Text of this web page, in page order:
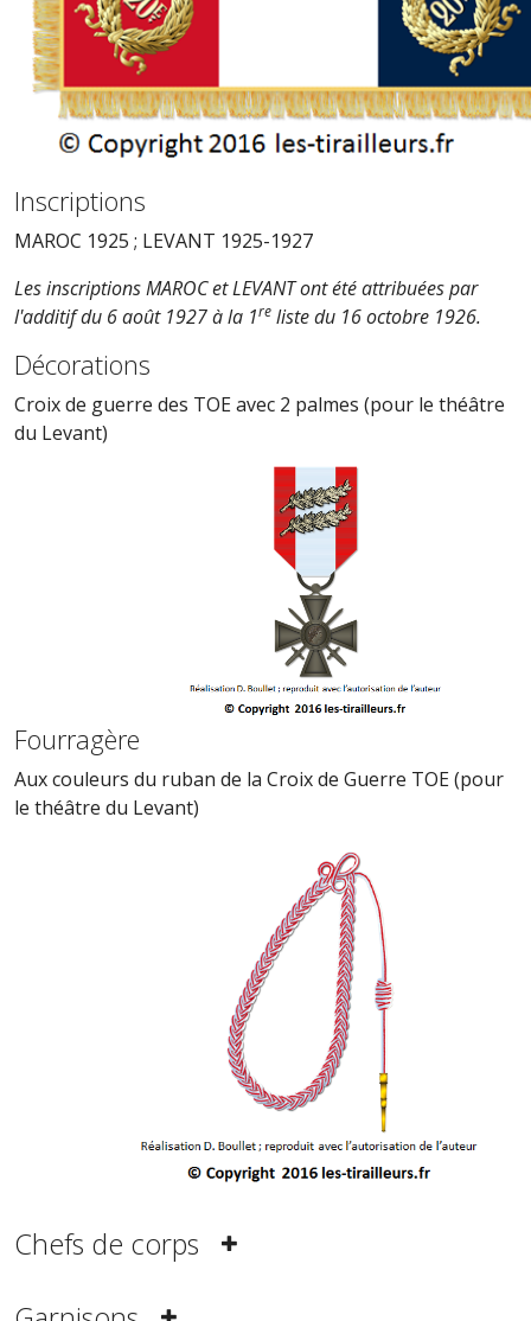
Inscriptions
MAROC 1925 ; LEVANT 1925-1927
Les inscriptions MAROC et LEVANT ont été attribuées par
l'additif du 6 août 1927 à la 1re liste du 16 octobre 1926.
Décorations
Croix de guerre des TOE avec 2 palmes (pour le théâtre
du Levant)
Fourragère
Aux couleurs du ruban de la Croix de Guerre TOE (pour
le théâtre du Levant)
Chefs de corps